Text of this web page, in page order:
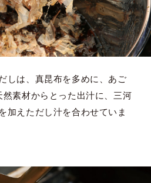
しは、真昆布を多めに、あご
素材からとった出汁に、三河
加えただし汁を合わせていま